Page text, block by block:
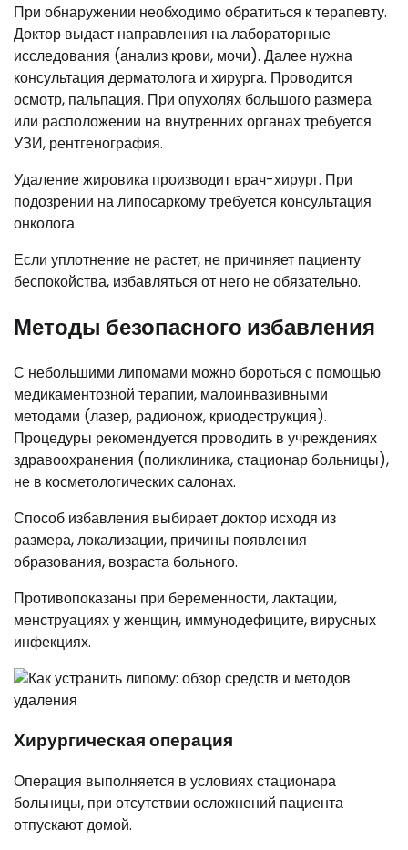
При обнаружении необходимо обратиться к терапевту.
Доктор выдаст направления на лабораторные
исследования (анализ крови, мочи). Далее нужна
консультация дерматолога и хирурга. Проводится
осмотр, пальпация. При опухолях большого размера
или расположении на внутренних органах требуется
УЗИ, рентгенография.
Удаление жировика производит врач-хирург. При
подозрении на липосаркому требуется консультация
онколога.
Если уплотнение не растет, не причиняет пациенту
беспокойства, избавляться от него не обязательно.
Методы безопасного избавления
С небольшими липомами можно бороться с помощью
медикаментозной терапии, малоинвазивными
методами (лазер, радионож, криодеструкция).
Процедуры рекомендуется проводить в учреждениях
здравоохранения (поликлиника, стационар больницы),
не в косметологических салонах.
Способ избавления выбирает доктор исходя из
размера, локализации, причины появления
образования, возраста больного.
Противопоказаны при беременности, лактации,
менструациях у женщин, иммунодефиците, вирусных
инфекциях.
Хирургическая операция
Операция выполняется в условиях стационара
больницы, при отсутствии осложнений пациента
отпускают домой.